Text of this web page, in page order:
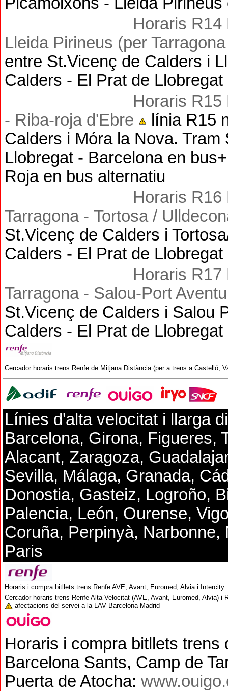
Horaris R14
Lleida Pirineus (per
entre St.Vicenç de Calders i
Calders - El Prat de
Horaris
- Riba-roja d'Ebre
línia R15
Calders i Móra la Nova.
Llobregat - Barcelona en
Roja en bus alternatiu
Horaris R16
Tarragona - Tortosa /
St.Vicenç de Calders i
Calders - El Prat de
Horaris R17
Tarragona - Salou-Port
St.Vicenç de Calders i Salou
Calders - El Prat de
Cercador horaris trens Renfe de Mitjana Distància (per a trens a Castelló,
Línies d'alta velocitat i llarga
Barcelona, Girona, Figueres,
Alacant, Zaragoza,
Sevilla, Málaga, Granada,
Donostia, Gasteiz, Logroño,
Palencia, León, Ourense,
Coruña, Perpinyà,
Paris
Horaris i compra bitllets trens Renfe AVE, Avant, Euromed, Alvia i Intercity:
Cercador horaris trens Renfe Alta Velocitat (AVE, Avant, Euromed, Alvia) i
afectacions del servei a la LAV Barcelona-Madrid
Horaris i compra bitllets
Barcelona Sants, Camp de
Puerta de Atocha: